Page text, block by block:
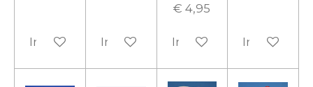
In winkelwagenIn winkelwagen
€ 4,95
In winkelwagen
In